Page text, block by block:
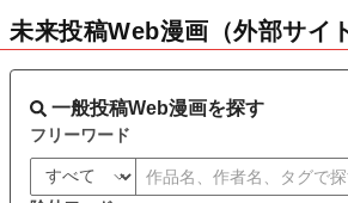
未来投稿Web漫画（外部サイ
一般投稿Web漫画を探す
フリーワード